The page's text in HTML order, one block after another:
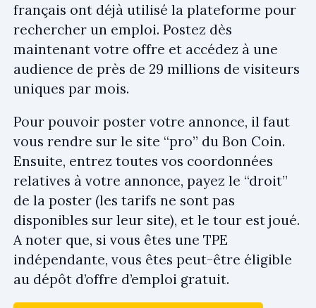
français ont déjà utilisé la plateforme pour
rechercher un emploi. Postez dès
maintenant votre offre et accédez à une
audience de près de 29 millions de visiteurs
uniques par mois.
Pour pouvoir poster votre annonce, il faut
vous rendre sur le site “pro” du Bon Coin.
Ensuite, entrez toutes vos coordonnées
relatives à votre annonce, payez le “droit”
de la poster (les tarifs ne sont pas
disponibles sur leur site), et le tour est joué.
A noter que, si vous êtes une TPE
indépendante, vous êtes peut-être éligible
au dépôt d’offre d’emploi gratuit.